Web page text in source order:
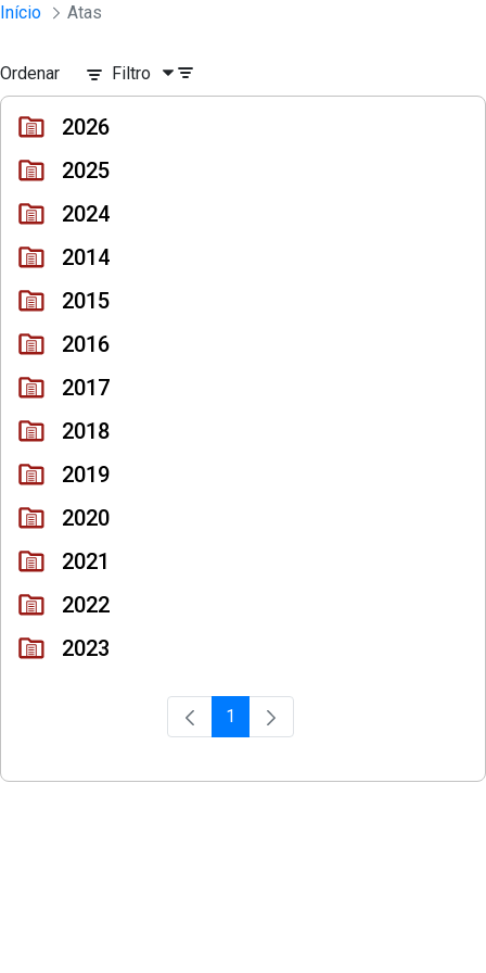
Pular para o Conteúdo principal
Sessões e Reuniões - Documentos
Início Atas
Ordenar Filtro
2026
2025
2024
2014
2015
2016
2017
2018
2019
2020
2021
2022
2023
Página
1